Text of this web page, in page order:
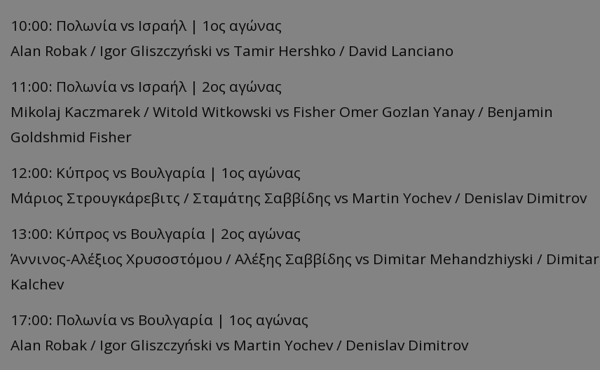
10:00: Πολωνία vs Ισραήλ | 1ος αγώνας
Alan Robak / Igor Gliszczyński vs Tamir Hershko / David Lanciano
11:00: Πολωνία vs Ισραήλ | 2ος αγώνας
Mikolaj Kaczmarek / Witold Witkowski vs Fisher Omer Gozlan Yanay / Benjamin
Goldshmid Fisher
12:00: Κύπρος vs Βουλγαρία | 1ος αγώνας
Μάριος Στρουγκάρεβιτς / Σταμάτης Σαββίδης vs Martin Yochev / Denislav Dimitrov
13:00: Κύπρος vs Βουλγαρία | 2ος αγώνας
Άννινος-Αλέξιος Χρυσοστόμου / Αλέξης Σαββίδης vs Dimitar Mehandzhiyski / Dimitar
Kalchev
17:00: Πολωνία vs Βουλγαρία | 1ος αγώνας
Alan Robak / Igor Gliszczyński vs Martin Yochev / Denislav Dimitrov